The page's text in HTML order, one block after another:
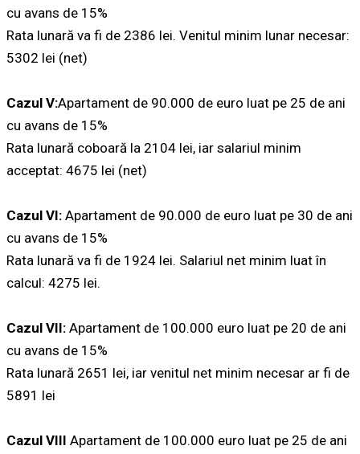
cu avans de 15%
Rata lunară va fi de 2386 lei. Venitul minim lunar necesar:
5302 lei (net)
Cazul V:Apartament de 90.000 de euro luat pe 25 de ani
cu avans de 15%
Rata lunară coboară la 2104 lei, iar salariul minim
acceptat: 4675 lei (net)
Cazul VI: Apartament de 90.000 de euro luat pe 30 de ani
cu avans de 15%
Rata lunară va fi de 1924 lei. Salariul net minim luat în
calcul: 4275 lei.
Cazul VII: Apartament de 100.000 euro luat pe 20 de ani
cu avans de 15%
Rata lunară 2651 lei, iar venitul net minim necesar ar fi de
5891 lei
Cazul VIII Apartament de 100.000 euro luat pe 25 de ani